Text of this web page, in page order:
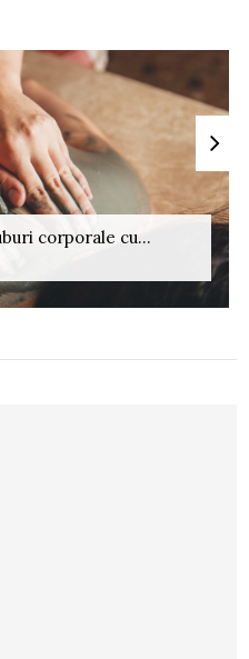
corporale cu...